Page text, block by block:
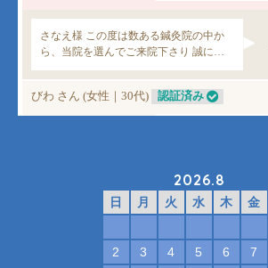
2026.8
日 月 火 水 木 金
2
3 4 5 6 7